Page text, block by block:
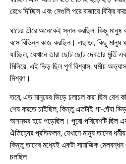
রেখে দিচ্ছিল এবং সেগুলি পরে বাজারে বিক্রি
ঘাটের তীরে অনেকেই স্নান করছিল, কিছু মানুষ
বসে বিভিন্ন কাজ করছিল। এছাড়া, কিছু মানুষ
যাচ্ছিল, যেখানে তারা ছোট ছোট দেবতার
মিলিয়ে, এই ভিড় ছিল পূর্ণ বিশ্বাস, ধর্মীয়
মিশ্রণ।
তবে, এত মানুষের ভিড়ে চলাচল করা ছিল বেশ
শেষ করতে চাইছিল, কিন্তু এতটাই গা-ঘেঁষা
অসম্ভব হয়ে পড়েছিল। পুরো পরিবেশটি ছিল
ঐতিহ্যের প্রতিফলন, যেখানে মানুষ তাদের
কিন্তু তাদের মধ্যেই একটা সামাজিক মেলবন্ধন
চলছিল।